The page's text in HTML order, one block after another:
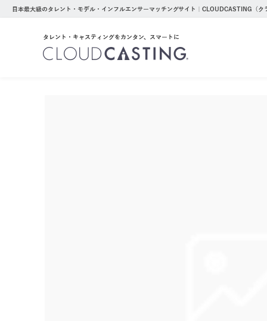
日本最大級のタレント・モデル・インフルエンサーマッチングサイト｜CLOUDCASTING（ク
タレント・キャスティングをカンタン、スマートに